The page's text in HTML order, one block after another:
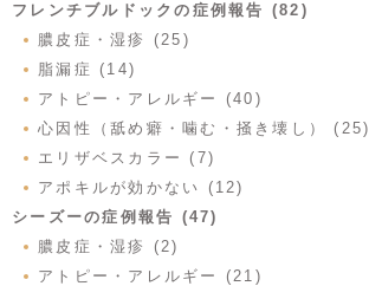
フレンチブルドックの症例報告 (82)
膿皮症・湿疹 (25)
脂漏症 (14)
アトピー・アレルギー (40)
心因性（舐め癖・噛む・掻き壊し） (25)
エリザベスカラー (7)
アポキルが効かない (12)
シーズーの症例報告 (47)
膿皮症・湿疹 (2)
アトピー・アレルギー (21)